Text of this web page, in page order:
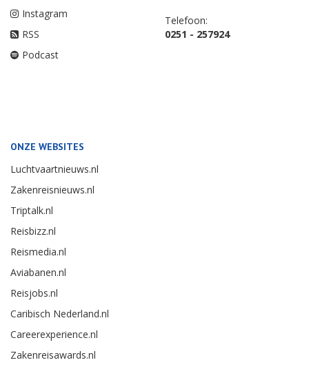
Instagram
RSS
Podcast
Telefoon:
0251 - 257924
ONZE WEBSITES
Luchtvaartnieuws.nl
Zakenreisnieuws.nl
Triptalk.nl
Reisbizz.nl
Reismedia.nl
Aviabanen.nl
Reisjobs.nl
Caribisch Nederland.nl
Careerexperience.nl
Zakenreisawards.nl